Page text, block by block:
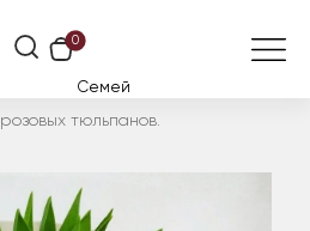
0
Семей
тюльпанов.